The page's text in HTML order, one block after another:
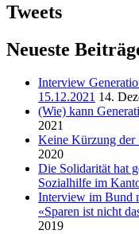
Tweets
Neueste
Interview
15.12.2021 14.
(Wie) kann
2021
Keine Kürzung der
2020
Die Solidarität hat
Sozialhilfe im
Interview im Bund
«Sparen ist nicht
2019